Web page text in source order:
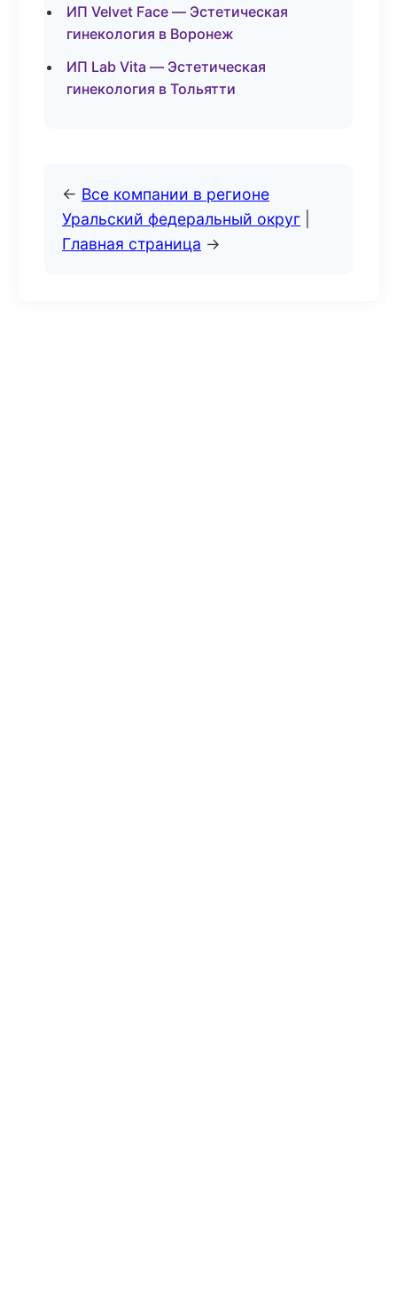
ИП Velvet Face — Эстетическая
гинекология в Воронеж
ИП Lab Vita — Эстетическая
гинекология в Тольятти
← Все компании в регионе
Уральский федеральный округ
Главная страница →